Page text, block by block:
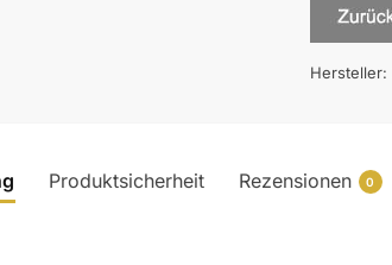
Hersteller:
Produktsicherheit Rezensionen 0